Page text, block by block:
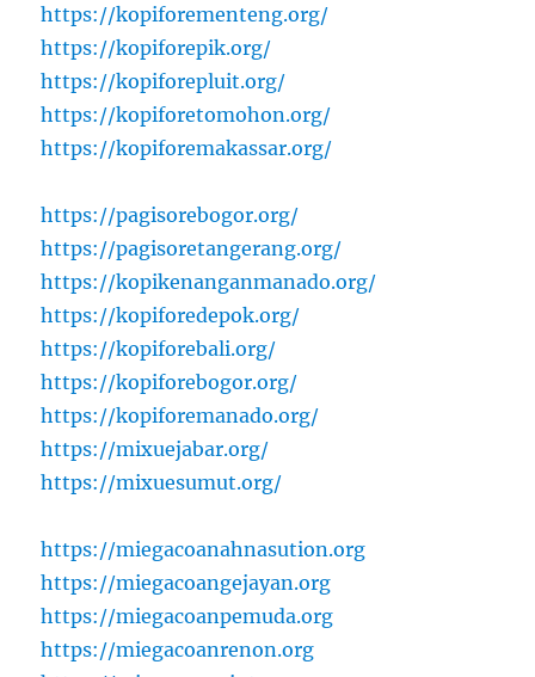
https://kopiforementeng.org/
https://kopiforepik.org/
https://kopiforepluit.org/
https://kopiforetomohon.org/
https://kopiforemakassar.org/
https://pagisorebogor.org/
https://pagisoretangerang.org/
https://kopikenanganmanado.org/
https://kopiforedepok.org/
https://kopiforebali.org/
https://kopiforebogor.org/
https://kopiforemanado.org/
https://mixuejabar.org/
https://mixuesumut.org/
https://miegacoanahnasution.org
https://miegacoangejayan.org
https://miegacoanpemuda.org
https://miegacoanrenon.org